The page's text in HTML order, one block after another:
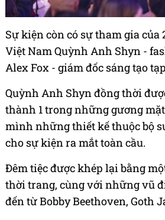
Sự kiện còn có sự tham gia của
Việt Nam Quỳnh Anh Shyn -
Alex Fox - giám đốc sáng tạo
Quỳnh Anh Shyn đồng thời
thành 1 trong những gương
mình những thiết kế thuộc bộ
cho sự kiện ra mắt toàn cầu.
Đêm tiệc được khép lại bằng
thời trang, cùng với những vũ
đến từ Bobby Beethoven, Goth